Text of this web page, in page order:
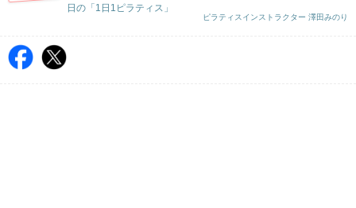
ピラティスインストラクター 澤田みのり
日の「1日1ピラティス」